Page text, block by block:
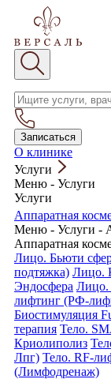
Записаться
О клинике
Услуги
Меню - Услуги
Услуги
Аппаратная
Меню - Услуги -
Аппаратная
Лицо. Бьюти
подтяжка) Лицо.
Эндосфера Лицо.
лифтинг (РФ-
Биостимуляция
терапия Тело.
Криолиполиз
Лпг) Тело. RF-
(Лимфодренаж)